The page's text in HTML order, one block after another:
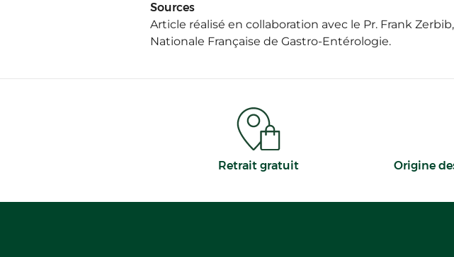
Sources
Article réalisé en collaboration avec le Pr. Frank
Nationale Française de Gastro-Entérologie.
Retrait gratuit Origine